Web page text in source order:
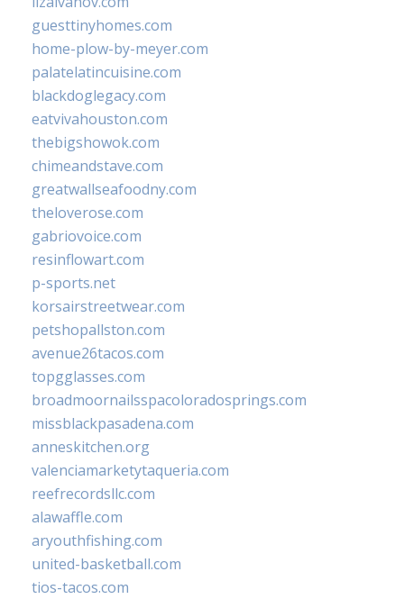
guesttinyhomes.com
home-plow-by-meyer.com
palatelatincuisine.com
blackdoglegacy.com
eatvivahouston.com
thebigshowok.com
chimeandstave.com
greatwallseafoodny.com
theloverose.com
gabriovoice.com
resinflowart.com
p-sports.net
korsairstreetwear.com
petshopallston.com
avenue26tacos.com
topgglasses.com
broadmoornailsspacoloradosprings.com
missblackpasadena.com
anneskitchen.org
valenciamarketytaqueria.com
reefrecordsllc.com
alawaffle.com
aryouthfishing.com
united-basketball.com
tios-tacos.com